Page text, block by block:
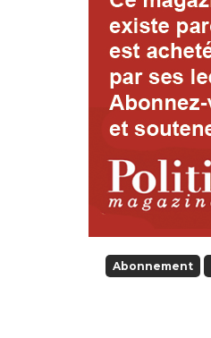
Abonnement